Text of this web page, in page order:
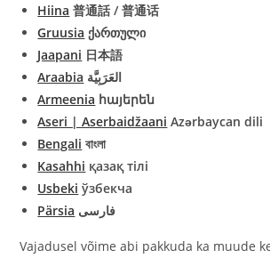
Hiina 普通話 /普通话
Gruusia ქართული
Jaapani 日本語
Araabia العَرَبِيَّة
Armeenia հայերեն
Aseri | Aserbaidžaani Azərbaycan dili
Bengali বাংলা
Kasahhi қазақ тілі
Usbeki ўзбекча
Pärsia فارسی
Vajadusel võime abi pakkuda ka muude